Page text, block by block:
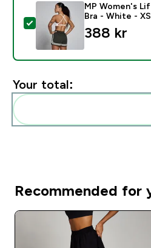
Select this product - MP
MP Women's
Bra - White - XS
388 kr‎
Your total:
Recommended for